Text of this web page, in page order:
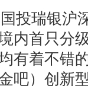
瑞银沪
内首只分
有着不错
吧）创新